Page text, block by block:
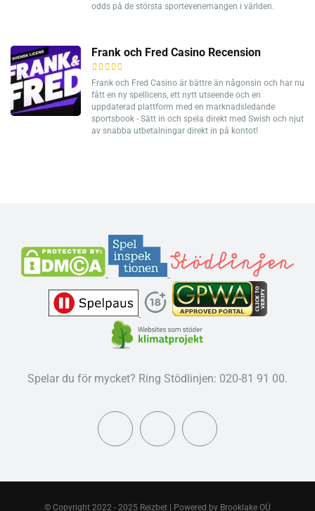
odds på de största sportevenemangen i världen.
Frank och Fred Casino Recension
Frank och Fred Casino är bättre än någonsin och har nu
fått en ny spellicens, ett nytt utseende och en
uppdaterad plattform med en marknadsledande
sportsbook - Sätt in och spela direkt med Swish och njut
av snabba utbetalningar direkt in på kontot!
Spelar du för mycket? Ring Stödlinjen: 020-81 91 00.
© Copyright 2022 - 2025 Reizbet | Powered by Brooklake OÜ